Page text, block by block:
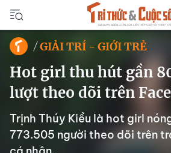
GIẢI TRÍ - GIỚI TRẺ
Hot girl thu hút gần
lượt theo dõi trên
Trịnh Thúy Kiều là hot girl
773.505 người theo dõi trên